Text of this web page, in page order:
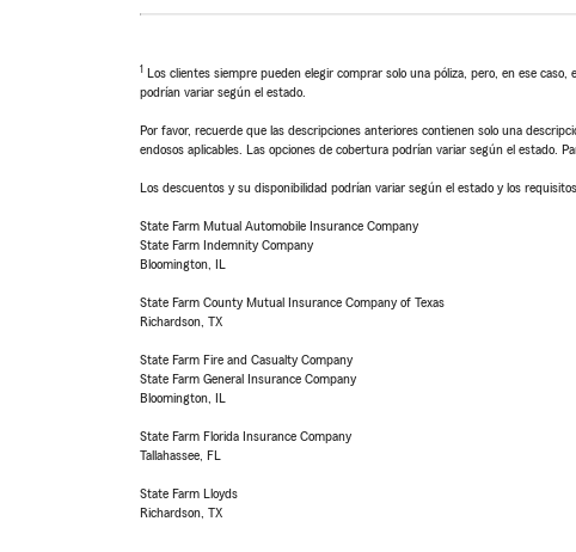
1 Los clientes siempre pueden elegir comprar solo una póliza, pero, en ese
podrían variar según el estado.
Por favor, recuerde que las descripciones anteriores contienen solo una
endosos aplicables. Las opciones de cobertura podrían variar según el estado.
Los descuentos y su disponibilidad podrían variar según el estado y los
State Farm Mutual Automobile Insurance Company
State Farm Indemnity Company
Bloomington, IL
State Farm County Mutual Insurance Company of Texas
Richardson, TX
State Farm Fire and Casualty Company
State Farm General Insurance Company
Bloomington, IL
State Farm Florida Insurance Company
Tallahassee, FL
State Farm Lloyds
Richardson, TX